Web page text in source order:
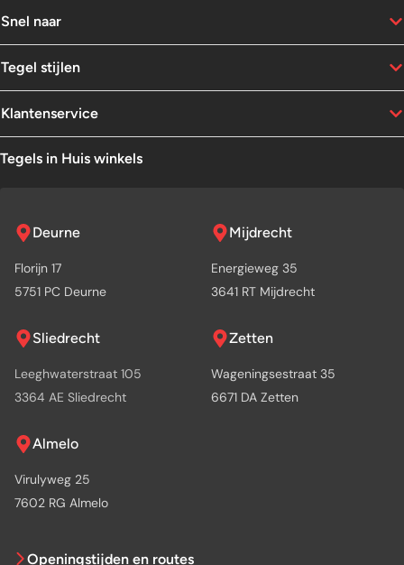
Snel naar
Tegel stijlen
Klantenservice
Tegels in Huis winkels
Deurne
Florijn 17
5751 PC Deurne
Mijdrecht
Energieweg 35
3641 RT Mijdrecht
Sliedrecht
Leeghwaterstraat 105
3364 AE Sliedrecht
Zetten
Wageningsestraat 35
6671 DA Zetten
Almelo
Virulyweg 25
7602 RG Almelo
Openingstijden en routes